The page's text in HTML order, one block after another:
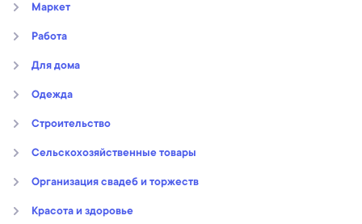
Маркет
Работа
Для дома
Oдежда
Строительство
Сельскохозяйственные товары
Организация свадеб и торжеств
Kрасота и здоровье